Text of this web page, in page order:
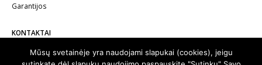
Garantijos
KONTAKTAI
Telefonas:+370 602 62622
Mūsų svetainėje yra naudojami slapukai (cookies), jeigu